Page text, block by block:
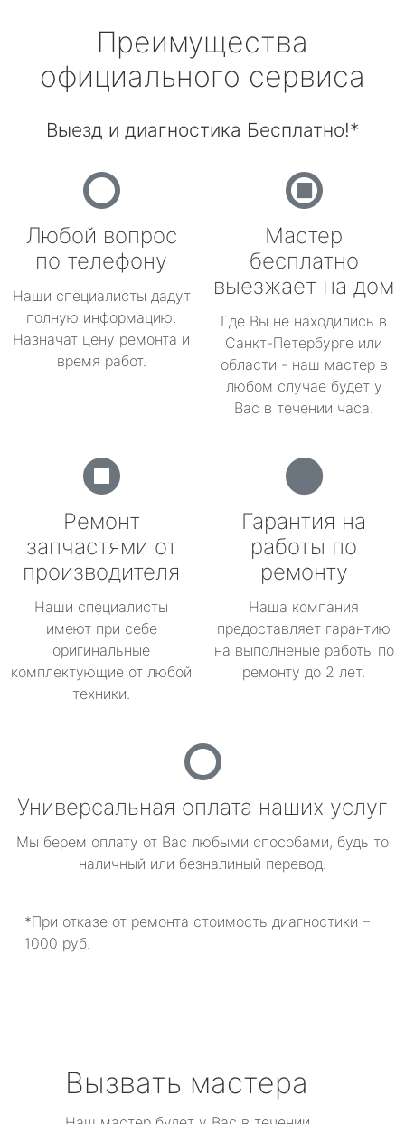
Преимущества
официального сервиса
Выезд и диагностика Бесплатно!*
Любой вопрос
по телефону
Наши специалисты дадут
полную информацию.
Назначат цену ремонта и
время работ.
Мастер
бесплатно
выезжает на дом
Где Вы не находились в
Санкт-Петербурге или
области - наш мастер в
любом случае будет у
Вас в течении часа.
Ремонт
запчастями от
производителя
Наши специалисты
имеют при себе
оригинальные
комплектующие от любой
техники.
Гарантия на
работы по
ремонту
Наша компания
предоставляет гарантию
на выполненые работы по
ремонту до 2 лет.
Универсальная оплата наших услуг
Мы берем оплату от Вас любыми способами, будь то
наличный или безналиный перевод.
*При отказе от ремонта стоимость диагностики –
1000 руб.
Вызвать мастера